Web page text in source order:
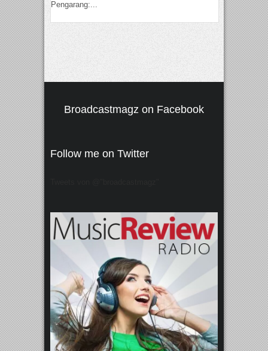
Pengarang:...
Broadcastmagz on Facebook
Follow me on Twitter